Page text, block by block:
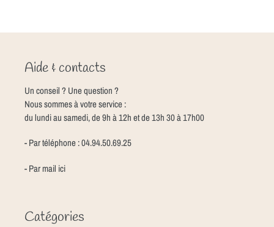
Aide & contacts
Un conseil ? Une question ?
Nous sommes à votre service :
du lundi au samedi, de 9h à 12h et de 13h 30 à 17h00
- Par téléphone : 04.94.50.69.25
- Par mail ici
Catégories